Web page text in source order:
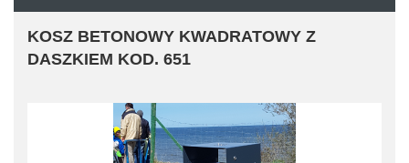
KOSZ BETONOWY KWADRATOWY Z
DASZKIEM KOD. 651